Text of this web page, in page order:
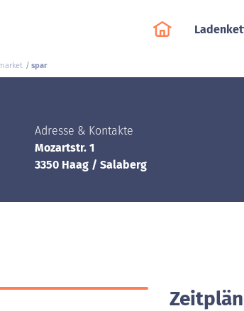
spar
Adresse & Kontakte
Mozartstr. 1
3350 Haag / Salaberg